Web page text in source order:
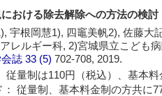
おける除去解除への方法の検討
宇根岡慧1), 四竈美帆2), 佐藤大
レルギー科, 2)宮城県立こども
誌 33 (5)702-708, 2019.
従量制は110円（税込）、基本料
従量制、基本料金制の方共に